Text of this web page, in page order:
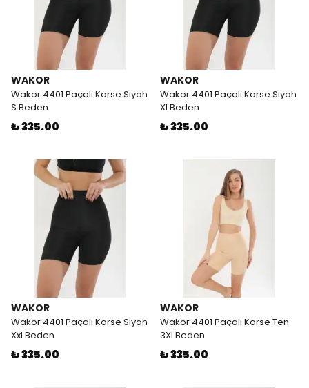
WAKOR
Wakor 4401 Paçalı Korse Siyah
S Beden
₺ 335.00
WAKOR
Wakor 4401 Paçalı Korse Siyah
Xl Beden
₺ 335.00
WAKOR
Wakor 4401 Paçalı Korse Siyah
Xxl Beden
₺ 335.00
WAKOR
Wakor 4401 Paçalı Korse Ten
3Xl Beden
₺ 335.00